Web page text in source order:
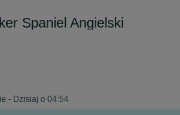
Spaniel Angielski
- Dzisiaj o 04:54